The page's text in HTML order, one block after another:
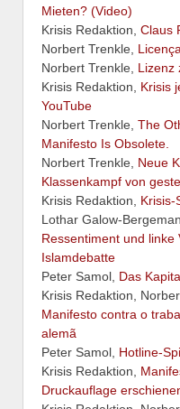
Mieten? (Video)
Krisis Redaktion, Claus
Norbert Trenkle,
Norbert Trenkle, Lizenz
Krisis Redaktion, Krisis
YouTube
Norbert Trenkle, The
Manifesto Is Obsolete.
Norbert Trenkle, Neue
Klassenkampf von
Krisis Redaktion, Krisis-
Lothar Galow-
Ressentiment und linke
Islamdebatte
Peter Samol, Das
Krisis Redaktion,
Manifesto contra o
alemã
Peter Samol, Hotline-
Krisis Redaktion,
Druckauflage